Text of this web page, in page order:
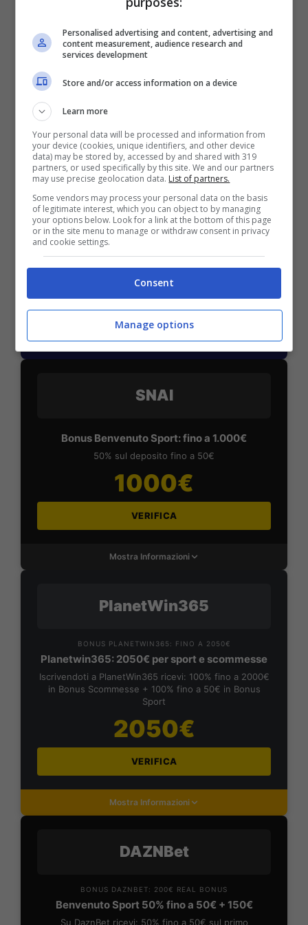
2050€
VERIFICA
Fino a 2050€ bonus scommesse e sport
Per i nuovi utenti della piattaforma: 100% fino a 50€ in
Bonus Scommesse + 100% fino a 2000€ in Bonus
2050€
SNAI
Bonus Benvenuto Sport: fino a 1.000€
50% sul deposito fino a 50€
1000€
VERIFICA
Mostra Informazioni
PlanetWin365
BONUS PLANETWIN365: FINO A 2050€
Planetwin365: 2050€ per sport e scommesse
Iscrivendoti a PlanetWin365 ricevi: 100% fino a 2000€
in Bonus Scommesse + 100% fino a 50€ in Bonus
Sport
2050€
VERIFICA
Mostra Informazioni
DAZNBet
BONUS DAZNBET: 200€ REAL BONUS
Benvenuto Sport 50% fino a 50€ + 150€
Su DaznBet ricevi: 50% fino a 50€ sul primo
Personalised advertising and content, advertising and
content measurement, audience research and
services development
Store and/or access information on a device
Learn more
Your personal data will be processed and information from
your device (cookies, unique identifiers, and other device
data) may be stored by, accessed by and shared with 319
partners, or used specifically by this site. We and our partners
may use precise geolocation data. List of partners.
Some vendors may process your personal data on the basis
of legitimate interest, which you can object to by managing
your options below. Look for a link at the bottom of this page
or in the site menu to manage or withdraw consent in privacy
and cookie settings.
Consent
Manage options